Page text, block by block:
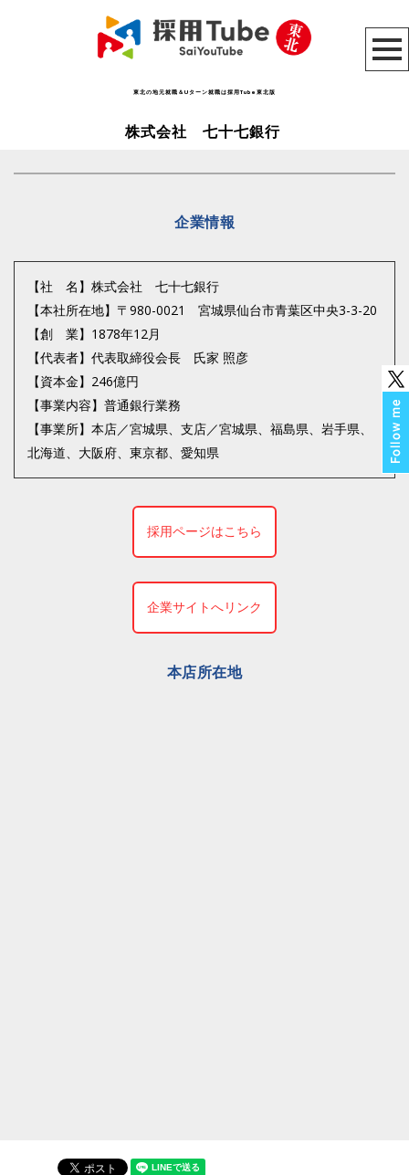
東北の地元就職＆Uターン就職は採用Tube東北版
株式会社 七十七銀行
企業情報
【社 名】株式会社 七十七銀行
【本社所在地】〒980-0021 宮城県仙台市青葉区中央3-3-20
【創 業】1878年12月
【代表者】代表取締役会長 氏家 照彦
【資本金】246億円
【事業内容】普通銀行業務
【事業所】本店／宮城県、支店／宮城県、福島県、岩手県、
北海道、大阪府、東京都、愛知県
採用ページはこちら
企業サイトへリンク
本店所在地